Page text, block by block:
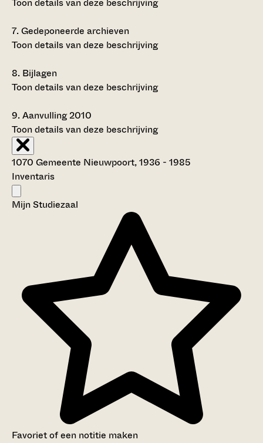
7.Gedeponeerde archieven
Toon details van deze beschrijving
8. Bijlagen
Toon details van deze beschrijving
9.Aanvulling 2010
Toon details van deze beschrijving
1070 Gemeente Nieuwpoort, 1936 - 1985
Inventaris
Mijn Studiezaal
Favoriet of een notitie maken